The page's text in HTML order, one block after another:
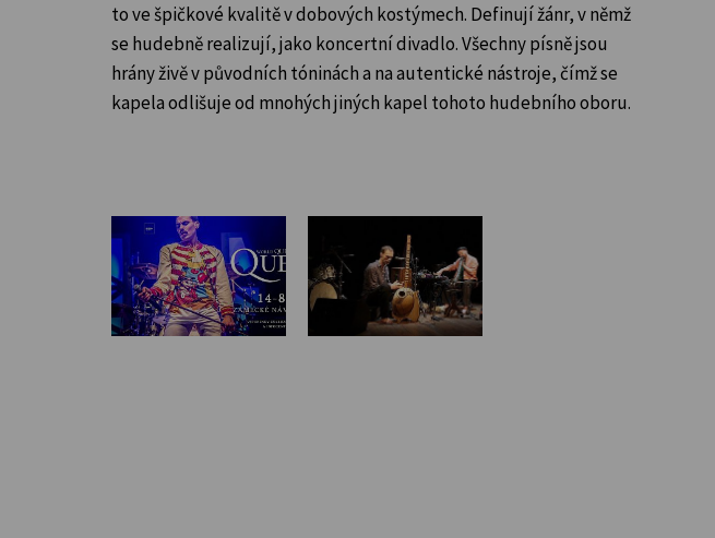
to ve špičkové kvalitě v dobových kostýmech. Definují žánr, v němž
se hudebně realizují, jako koncertní divadlo. Všechny písně jsou
hrány živě v původních tóninách a na autentické nástroje, čímž se
kapela odlišuje od mnohých jiných kapel tohoto hudebního oboru.